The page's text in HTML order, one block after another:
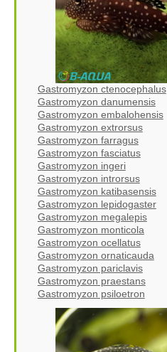
Gastromyzon ctenocephalus
Gastromyzon danumensis
Gastromyzon embalohensis
Gastromyzon extrorsus
Gastromyzon farragus
Gastromyzon fasciatus
Gastromyzon ingeri
Gastromyzon introrsus
Gastromyzon katibasensis
Gastromyzon lepidogaster
Gastromyzon megalepis
Gastromyzon monticola
Gastromyzon ocellatus
Gastromyzon ornaticauda
Gastromyzon pariclavis
Gastromyzon praestans
Gastromyzon psiloetron